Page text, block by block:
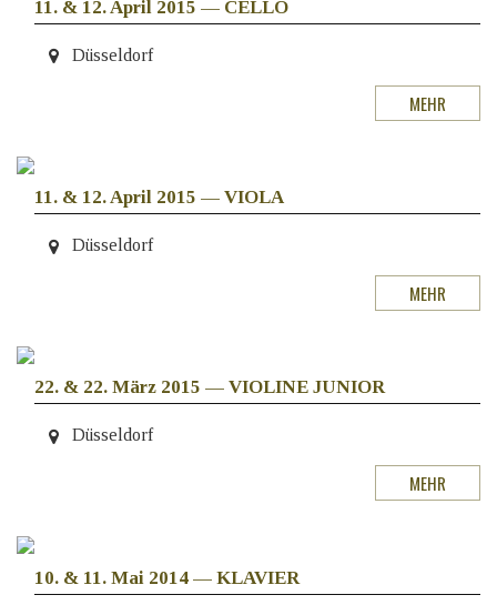
11. & 12. April 2015 — CELLO
Düsseldorf
MEHR
11. & 12. April 2015 — VIOLA
Düsseldorf
MEHR
22. & 22. März 2015 — VIOLINE JUNIOR
Düsseldorf
MEHR
10. & 11. Mai 2014 — KLAVIER